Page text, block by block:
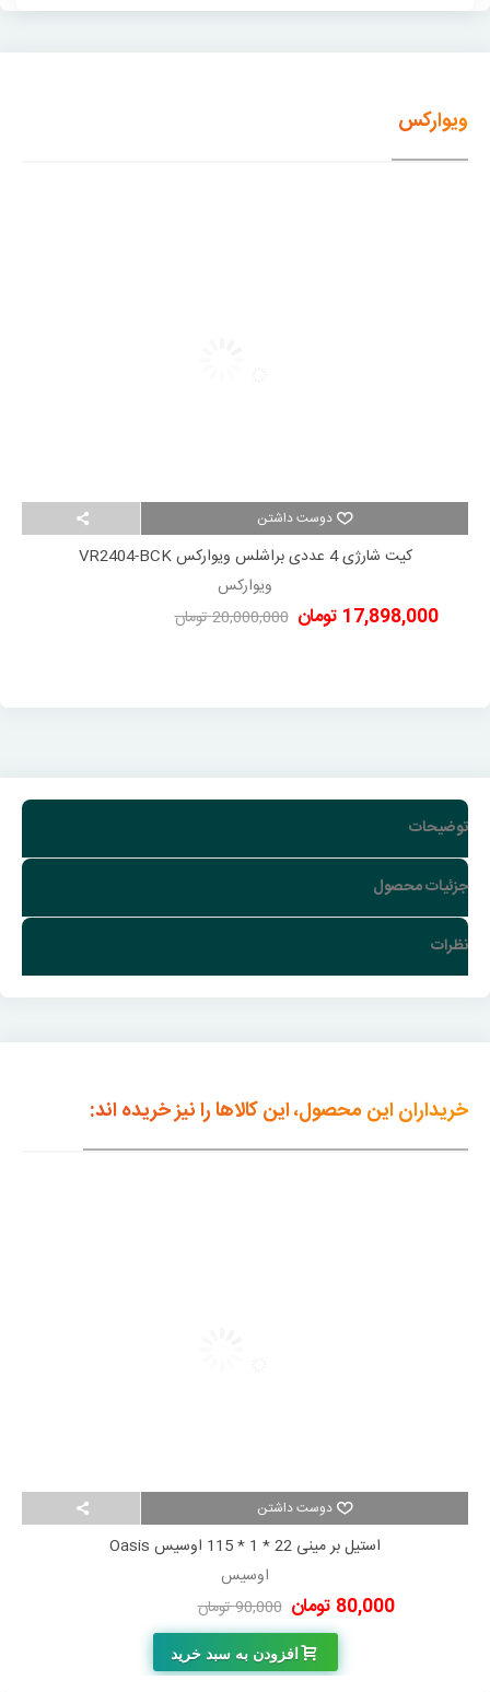
ویوارکس
دوست داشتن
کیت شارژی 4 عددی براشلس ویوارکس VR2404-BCK
ویوارکس
17,898,000 تومان 20,000,000 تومان
توضیحات
جزئیات محصول
نظرات
خریداران این محصول، این کالاها را نیز خریده اند:
دوست داشتن
استیل بر مینی 22 * 1 * 115 اوسیس Oasis
اوسیس
80,000 تومان 90,000 تومان
افزودن به سبد خرید